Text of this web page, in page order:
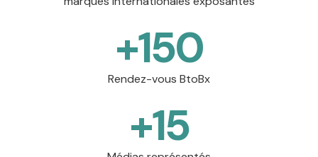
+150
Rendez-vous BtoBx
+15